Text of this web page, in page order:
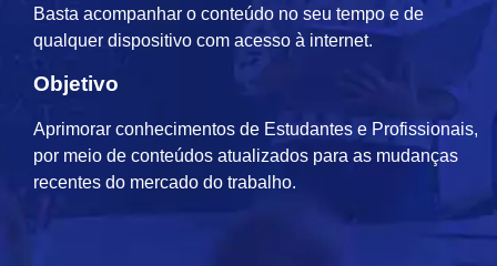
Basta acompanhar o conteúdo no seu tempo e de
qualquer dispositivo com acesso à internet.
Objetivo
Aprimorar conhecimentos de Estudantes e Profissionais,
por meio de conteúdos atualizados para as mudanças
recentes do mercado do trabalho.